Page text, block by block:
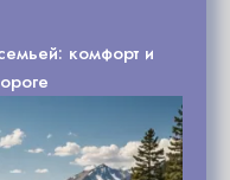
комфорт и